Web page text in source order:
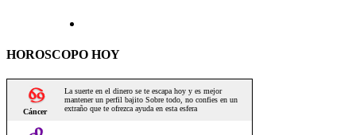
HOROSCOPO HOY